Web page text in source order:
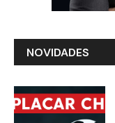
NOVIDADES